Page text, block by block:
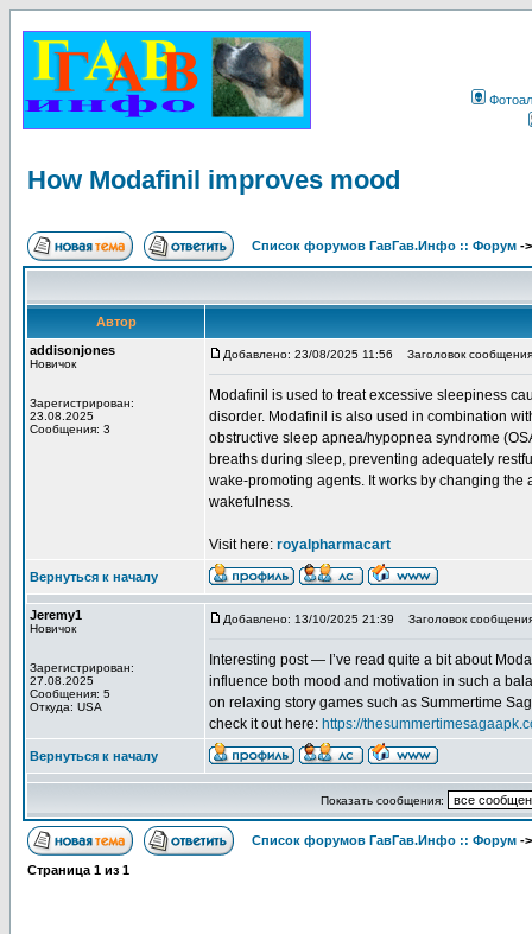
How Modafinil improves mood
Список форумов ГавГав.Инфо :: Форум -
Автор
addisonjones
Новичок
Зарегистрирован:
23.08.2025
Сообщения: 3
Добавлено: 23/08/2025 11:56 Заголовок
Modafinil is used to treat excessive sleepiness
disorder. Modafinil is also used in combination
obstructive sleep apnea/hypopnea syndrome
breaths during sleep, preventing adequately
wake-promoting agents. It works by changing
wakefulness.
Visit here: royalpharmacart
Вернуться к началу
Jeremy1
Новичок
Зарегистрирован:
27.08.2025
Сообщения: 5
Откуда: USA
Добавлено: 13/10/2025 21:39 Заголовок
Interesting post — I’ve read quite a bit about
influence both mood and motivation in such a
on relaxing story games such as Summertime
check it out here: https://
Вернуться к началу
Показать сообщения:
Список форумов ГавГав.Инфо :: Форум -
Страница 1 из 1